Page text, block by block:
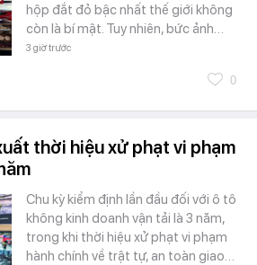
hộp đắt đỏ bậc nhất thế giới không
còn là bí mật. Tuy nhiên, bức ảnh…
3 giờ trước
0
thời hiệu xử phạt vi phạm
Chu kỳ kiểm định lần đầu đối với ô tô
không kinh doanh vận tải là 3 năm,
trong khi thời hiệu xử phạt vi phạm
hành chính về trật tự, an toàn giao…